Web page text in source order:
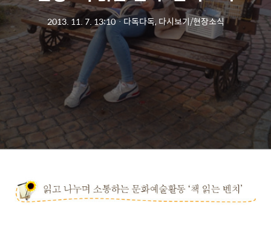
2013. 11. 7. 13:10ㆍ다독다독, 다시보기/현장소식